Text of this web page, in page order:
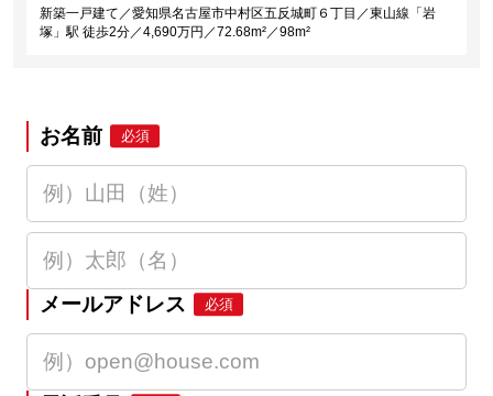
新築一戸建て／愛知県名古屋市中村区五反城町６丁目／東山線「岩
塚」駅 徒歩2分／4,690万円／72.68m²／98m²
お名前 必須
メールアドレス 必須